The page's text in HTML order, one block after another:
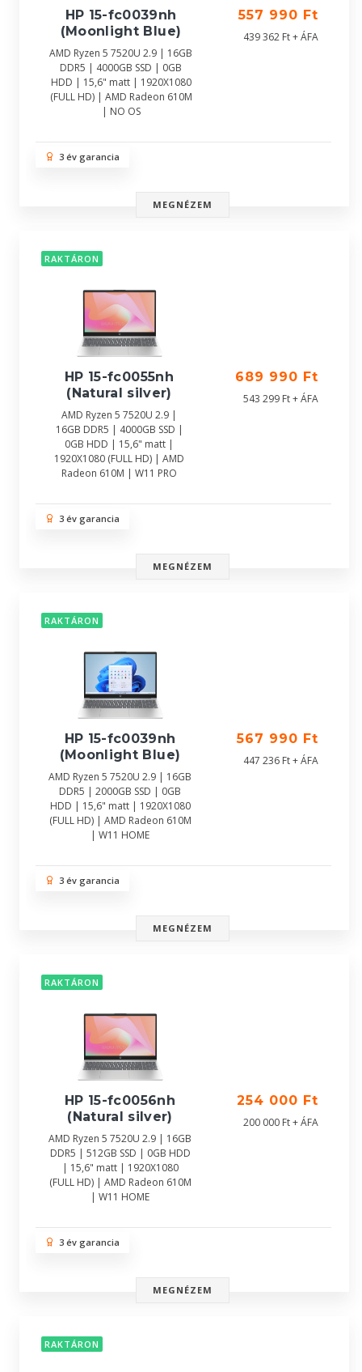
HP 15-fc0039nh
(Moonlight Blue)
AMD Ryzen 5 7520U 2.9 | 16GB
DDR5 | 4000GB SSD | 0GB
HDD | 15,6" matt | 1920X1080
(FULL HD) | AMD Radeon 610M
| NO OS
557 990 Ft
439 362 Ft + ÁFA
3 év garancia
MEGNÉZEM
RAKTÁRON
HP 15-fc0055nh
(Natural silver)
AMD Ryzen 5 7520U 2.9 |
16GB DDR5 | 4000GB SSD |
0GB HDD | 15,6" matt |
1920X1080 (FULL HD) | AMD
Radeon 610M | W11 PRO
689 990 Ft
543 299 Ft + ÁFA
3 év garancia
MEGNÉZEM
RAKTÁRON
HP 15-fc0039nh
(Moonlight Blue)
AMD Ryzen 5 7520U 2.9 | 16GB
DDR5 | 2000GB SSD | 0GB
HDD | 15,6" matt | 1920X1080
(FULL HD) | AMD Radeon 610M
| W11 HOME
567 990 Ft
447 236 Ft + ÁFA
3 év garancia
MEGNÉZEM
RAKTÁRON
HP 15-fc0056nh
(Natural silver)
AMD Ryzen 5 7520U 2.9 | 16GB
DDR5 | 512GB SSD | 0GB HDD
| 15,6" matt | 1920X1080
(FULL HD) | AMD Radeon 610M
| W11 HOME
254 000 Ft
200 000 Ft + ÁFA
3 év garancia
MEGNÉZEM
RAKTÁRON